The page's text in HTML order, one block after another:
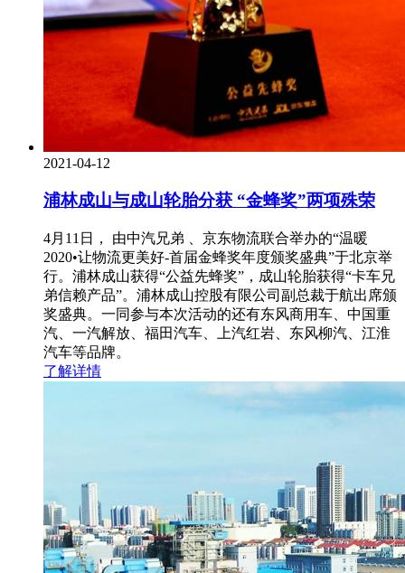
2021-04-12
浦林成山与成山轮胎分获 “金蜂奖”两项殊荣
4月11日， 由中汽兄弟 、京东物流联合举办的“温暖
2020•让物流更美好-首届金蜂奖年度颁奖盛典”于北京举
行。浦林成山获得“公益先蜂奖”，成山轮胎获得“卡车兄
弟信赖产品”。浦林成山控股有限公司副总裁于航出席颁
奖盛典。一同参与本次活动的还有东风商用车、中国重
汽、一汽解放、福田汽车、上汽红岩、东风柳汽、江淮
汽车等品牌。
了解详情